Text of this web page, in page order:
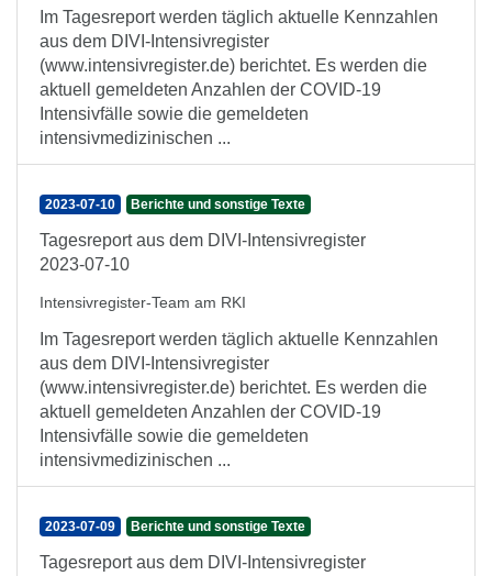
Im Tagesreport werden täglich aktuelle Kennzahlen
aus dem DIVI-Intensivregister
(www.intensivregister.de) berichtet. Es werden die
aktuell gemeldeten Anzahlen der COVID-19
Intensivfälle sowie die gemeldeten
intensivmedizinischen ...
2023-07-10 Berichte und sonstige Texte
Tagesreport aus dem DIVI-Intensivregister
2023-07-10
Intensivregister-Team am RKI
Im Tagesreport werden täglich aktuelle Kennzahlen
aus dem DIVI-Intensivregister
(www.intensivregister.de) berichtet. Es werden die
aktuell gemeldeten Anzahlen der COVID-19
Intensivfälle sowie die gemeldeten
intensivmedizinischen ...
2023-07-09 Berichte und sonstige Texte
Tagesreport aus dem DIVI-Intensivregister